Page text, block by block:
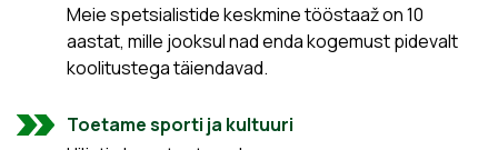
Meie spetsialistide keskmine tööstaaž on 10
aastat, mille jooksul nad enda kogemust pidevalt
koolitustega täiendavad.
Toetame sporti ja kultuuri